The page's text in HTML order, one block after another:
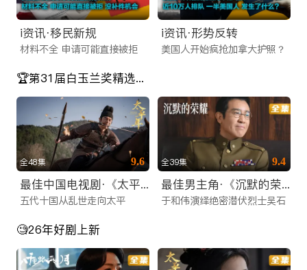
同步，随时随地续播。
离线缓存：作为一款贴心的免费电视剧app，我们支持视频下载
功能，让您在通勤、飞行或无网络环境下也能畅享海外华人影视
app带来的精彩内容。
共享大屏观影乐趣。
海量片库：2025最新电视剧在线网站流量密码
ITalkBB TV 汇聚了全网最全的海外华人影视资源，且每日实时
更新。为了满足不同年龄层和兴趣爱好的观众，我们精心构建了
多元化的内容矩阵，涵盖了搜索热度极高的各类题材：
我们是您寻找电视剧在线网站的最佳归宿。无论您偏好哪种类
型，这里都有：
i资讯·移民新规
材料不全 申请可能直接被拒
i资讯·形势反转
美国人开始疯抢加拿大护照？
🏆第31届白玉兰奖精选剧目
全48集 9.6
最佳中国电视剧·《太平年》
五代十国从乱世走向太平
全39集 9.4
最佳男主角·《沉默的荣耀》于和伟
于和伟演绎绝密潜伏烈士吴石
🧐26年好剧上新